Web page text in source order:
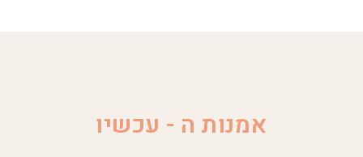
אמנות ה - עכשיו